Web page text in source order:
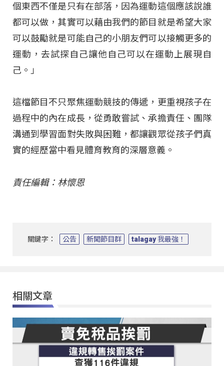
個東西不僅是只有在部落，因為運動這個應該說誰
都可以做，其實可以藉由我們的節目就是希望大家
可以鼓勵就是可能自己的小朋友們可以接觸更多的
運動，去試探自己讓他自己可以在運動上展現自
己。」
這檔節目不只聚焦運動競技的傳遞，更重視孩子在
過程中的內在成長，從勇敢嘗試、承擔責任、團隊
溝通到學習面對失敗與困難，都讓觀眾從孩子們真
實的經歷當中看見體育教育的深層意義。
責任編輯：林懷恩
關鍵字： 公告 新聞節目群 talagay 我最強！
相關文章